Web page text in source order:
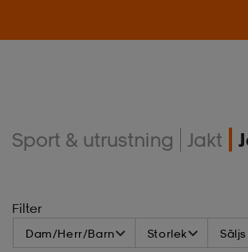
Sport & utrustning Jakt
Filter
Dam/Herr/Barn Storlek